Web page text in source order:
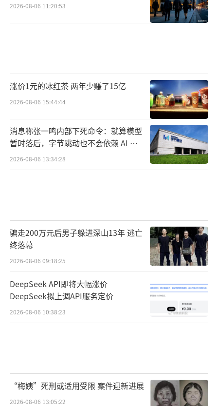
2026-08-06 11:20:53
涨价1元的冰红茶 两年少赚了15亿
2026-08-06 15:44:44
消息称张一鸣内部下死命令：就算模型
暂时落后，字节跳动也不会依赖 AI 蒸
馏技术
2026-08-06 13:34:28
骗走200万元后男子躲进深山13年 逃亡
终落幕
2026-08-06 09:18:25
DeepSeek API即将大幅涨价
DeepSeek拟上调API服务定价
2026-08-06 10:38:23
“梅姨”死刑或适用受限 案件迎新进展
2026-08-06 13:05:22